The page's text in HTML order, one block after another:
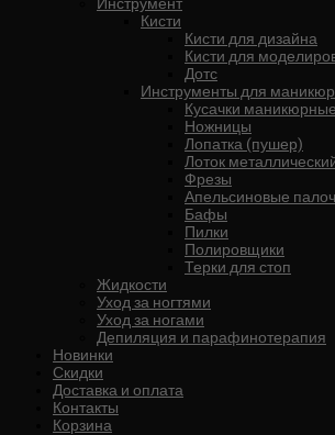
Кисти
Кисти для дизайна
Кисти для
Дотс
Инструменты для
Кусачки маникюрные
Ножницы
Лопатка (пушер)
Лоток
Фрезы
Апельсиновые
Бафы
Пилки
Полировщики
Терки для стоп
Жидкости
Уход за ногтями
Уход за ногами
Депиляция и парафинотерапия
Новинки
Скидки
Доставка и оплата
Контакты
Корзина